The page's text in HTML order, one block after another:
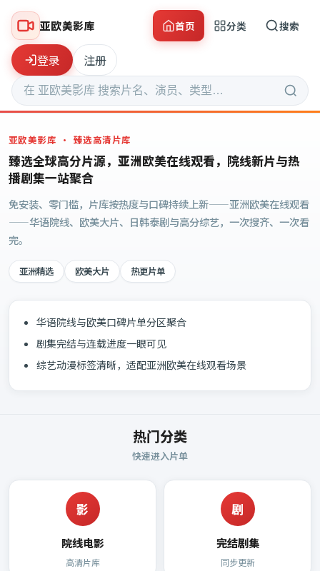
亚欧美影库 首页 分类 搜索
登录 注册
亚欧美影库 · 臻选高清片库
臻选全球高分片源，亚洲欧美在线观看，院线新片与热
播剧集一站聚合
免安装、零门槛，片库按热度与口碑持续上新——亚洲欧美在线观看
——华语院线、欧美大片、日韩泰剧与高分综艺，一次搜齐、一次看
完。
亚洲精选 欧美大片 热更片单
华语院线与欧美口碑片单分区聚合
剧集完结与连载进度一眼可见
综艺动漫标签清晰，适配亚洲欧美在线观看场景
热门分类
快速进入片单
影
院线电影
高清片库
剧
完结剧集
同步更新